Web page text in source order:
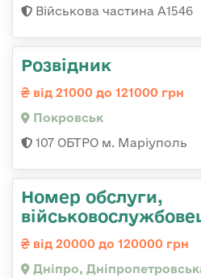
Військова частина А1546
Розвідник
від 21000 до 121000 грн
Покровськ
107 ОБТРО м. Маріуполь
Номер обслуги,
від 20000 до 120000 грн
Дніпро,